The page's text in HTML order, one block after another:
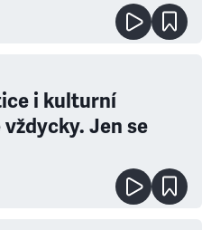
i kulturní
Jen se